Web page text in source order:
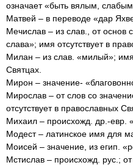
означает «быть вялым,
Матвей – в переводе «дар
Мечислав – из слав., от основ
слава»; имя отсутствует в
Милан – из слав. «милый»; имя
Святцах.
Мирон – значение-
Мирослав – от слов со
отсутствует в православных
Михаил – происхожд. др.-евр.
Модест – латинское имя для
Моисей – значение, из егип.
Мстислав – происхожд. рус.;